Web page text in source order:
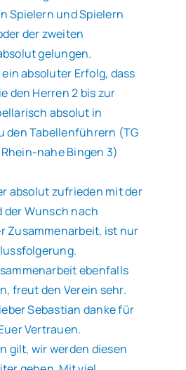
Spielern und Spielern
der zweiten
gelungen.
absoluter Erfolg, dass
den Herren 2 bis zur
absolut in
den Tabellenführern (TG
nahe Bingen 3)
absolut zufrieden mit der
Wunsch nach
Zusammenarbeit, ist nur
ebenfalls
freut den Verein sehr.
Sebastian danke für
Vertrauen.
gilt, wir werden diesen